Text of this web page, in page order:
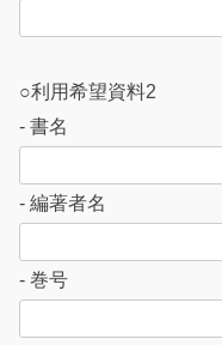
。
○利用希望資料2
- 書名
- 編著者名
- 巻号